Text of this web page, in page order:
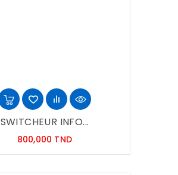
SWITCHEUR INFO...
800,000 TNDPrix